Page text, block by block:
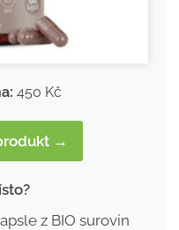
450 Kč
→
z BIO surovin